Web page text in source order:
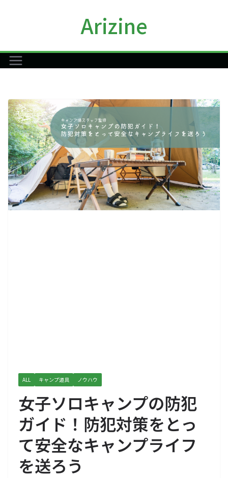
ン
Arizine
ALL キャンプ道具 ノウハウ
女子ソロキャンプの防犯
ガイド！防犯対策をとっ
て安全なキャンプライフ
を送ろう